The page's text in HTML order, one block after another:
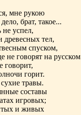
мне рукою
брат, такое...
не успел,
древесных тел,
спуском,
не говорят на русском
говорит,
горит.
травы.
составы
игровых;
и живых